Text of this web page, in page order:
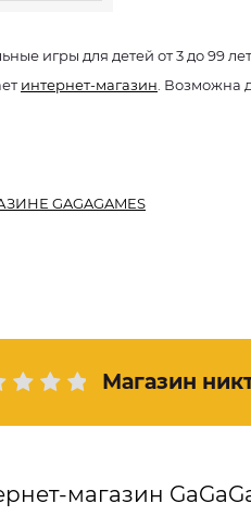
игры для детей от 3 до 99 лет
интернет-магазин . Возможна
GAGAGAMES
Магазин
магазин